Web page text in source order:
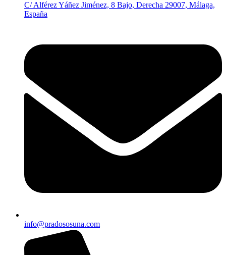
C/ Alférez Yáñez Jiménez, 8 Bajo, Derecha 29007, Málaga,
España
info@pradososuna.com